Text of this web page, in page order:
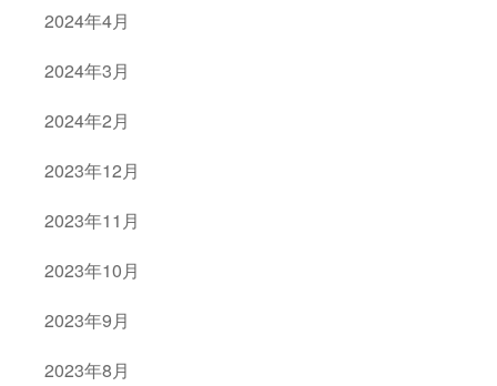
2024年4月
2024年3月
2024年2月
2023年12月
2023年11月
2023年10月
2023年9月
2023年8月